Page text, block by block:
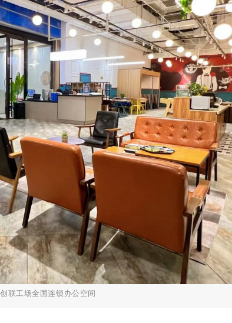
创联工场全国连锁办公空间